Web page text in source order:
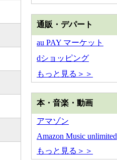
通販・デパート
au PAY マーケット
dショッピング
もっと見る＞＞
本・音楽・動画
アマゾン
Amazon Music unlimited
もっと見る＞＞